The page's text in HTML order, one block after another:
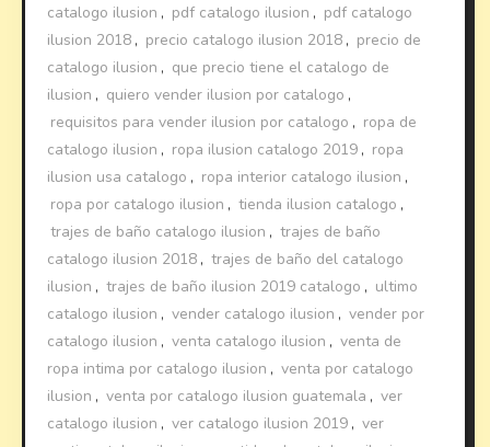
catalogo ilusion , pdf catalogo ilusion , pdf catalogo
ilusion 2018 , precio catalogo ilusion 2018 , precio de
catalogo ilusion , que precio tiene el catalogo de
ilusion , quiero vender ilusion por catalogo ,
requisitos para vender ilusion por catalogo , ropa de
catalogo ilusion , ropa ilusion catalogo 2019 , ropa
ilusion usa catalogo , ropa interior catalogo ilusion ,
ropa por catalogo ilusion , tienda ilusion catalogo ,
trajes de baño catalogo ilusion , trajes de baño
catalogo ilusion 2018 , trajes de baño del catalogo
ilusion , trajes de baño ilusion 2019 catalogo , ultimo
catalogo ilusion , vender catalogo ilusion , vender por
catalogo ilusion , venta catalogo ilusion , venta de
ropa intima por catalogo ilusion , venta por catalogo
ilusion , venta por catalogo ilusion guatemala , ver
catalogo ilusion , ver catalogo ilusion 2019 , ver